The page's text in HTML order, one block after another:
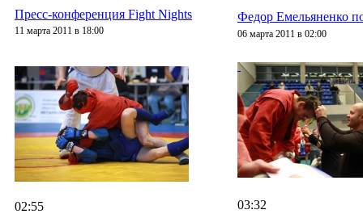
Пресс-конференция Fight Nights
11 марта 2011 в 18:00
Федор Емельяненко
06 марта 2011 в 02:00
02:55 03:32